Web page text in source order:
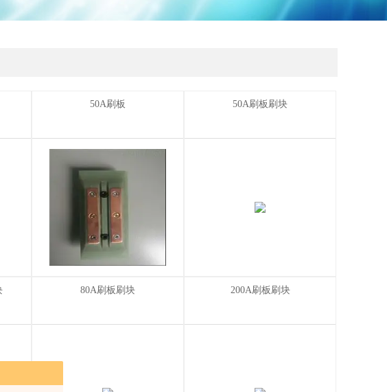
50A刷板 50A刷板刷块
80A刷板刷块 200A刷板刷块